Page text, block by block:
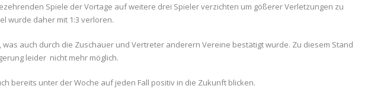
Spiele der Vortage auf weitere drei Spieler verzichten um gößerer Verletzungen zu
wurde daher mit 1:3 verloren.
auch durch die Zuschauer und Vertreter anderern Vereine bestätigt wurde. Zu diesem Stand
leider nicht mehr möglich.
bereits unter der Woche auf jeden Fall positiv in die Zukunft blicken.